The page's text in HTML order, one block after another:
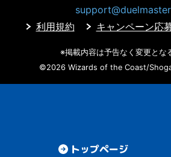
利用規約
キャンペーン応
※掲載内容は予告なく変更とな
©2026 Wizards of the Coast/
トップページ